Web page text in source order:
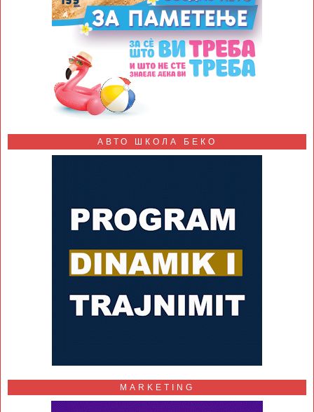
АВТО ШКОЛА БЕКО
MARKETING